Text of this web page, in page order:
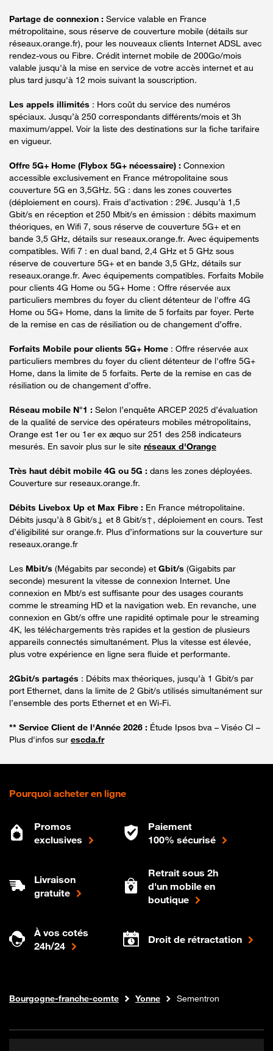
Partage de connexion : Service valable en France
métropolitaine, sous réserve de couverture mobile (détails sur
réseaux.orange.fr), pour les nouveaux clients Internet ADSL avec
rendez-vous ou Fibre. Crédit internet mobile de 200Go/mois
valable jusqu'à la mise en service de votre accès internet et au
plus tard jusqu'à 12 mois suivant la souscription.
Les appels illimités : Hors coût du service des numéros
spéciaux. Jusqu’à 250 correspondants différents/mois et 3h
maximum/appel. Voir la liste des destinations sur la fiche tarifaire
en vigueur.
Offre 5G+ Home (Flybox 5G+ nécessaire) : Connexion
accessible exclusivement en France métropolitaine sous
couverture 5G en 3,5GHz. 5G : dans les zones couvertes
(déploiement en cours). Frais d’activation : 29€. Jusqu’à 1,5
Gbit/s en réception et 250 Mbit/s en émission : débits maximum
théoriques, en Wifi 7, sous réserve de couverture 5G+ et en
bande 3,5 GHz, détails sur reseaux.orange.fr. Avec équipements
compatibles. Wifi 7 : en dual band, 2,4 GHz et 5 GHz sous
réserve de couverture 5G+ et en bande 3,5 GHz, détails sur
reseaux.orange.fr. Avec équipements compatibles. Forfaits Mobile
pour clients 4G Home ou 5G+ Home : Offre réservée aux
particuliers membres du foyer du client détenteur de l'offre 4G
Home ou 5G+ Home, dans la limite de 5 forfaits par foyer. Perte
de la remise en cas de résiliation ou de changement d’offre.
Forfaits Mobile pour clients 5G+ Home : Offre réservée aux
particuliers membres du foyer du client détenteur de l'offre 5G+
Home, dans la limite de 5 forfaits. Perte de la remise en cas de
résiliation ou de changement d’offre.
Réseau mobile N°1 : Selon l’enquête ARCEP 2025 d’évaluation
de la qualité de service des opérateurs mobiles métropolitains,
Orange est 1er ou 1er ex æquo sur 251 des 258 indicateurs
mesurés. En savoir plus sur le site réseaux d'Orange
Très haut débit mobile 4G ou 5G : dans les zones déployées.
Couverture sur reseaux.orange.fr.
Débits Livebox Up et Max Fibre : En France métropolitaine.
Débits jusqu’à 8 Gbit/s↓ et 8 Gbit/s↑, déploiement en cours. Test
d’éligibilité sur orange.fr. Plus d’informations sur la couverture sur
reseaux.orange.fr
Les Mbit/s (Mégabits par seconde) et Gbit/s (Gigabits par
seconde) mesurent la vitesse de connexion Internet. Une
connexion en Mbt/s est suffisante pour des usages courants
comme le streaming HD et la navigation web. En revanche, une
connexion en Gbt/s offre une rapidité optimale pour le streaming
4K, les téléchargements très rapides et la gestion de plusieurs
appareils connectés simultanément. Plus la vitesse est élevée,
plus votre expérience en ligne sera fluide et performante.
2Gbit/s partagés : Débits max théoriques, jusqu’à 1 Gbit/s par
port Ethernet, dans la limite de 2 Gbit/s utilisés simultanément sur
l’ensemble des ports Ethernet et en Wi-Fi.
** Service Client de l'Année 2026 : Étude Ipsos bva – Viséo CI –
Plus d'infos sur escda.fr
Pourquoi acheter en ligne
Promos
exclusives
Paiement
100% sécurisé
Livraison
gratuite
Retrait sous 2h
d'un mobile en
boutique
À vos cotés
24h/24
Droit de rétractation
Boutique Orange
Internet fibre
Bourgogne-franche-comte Yonne Sementron